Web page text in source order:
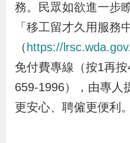
務。民眾如欲進一步
「移工留才久用服務
（ https://
免付費專線（按1再
659-1996），由專人
更安心、聘僱更便利。